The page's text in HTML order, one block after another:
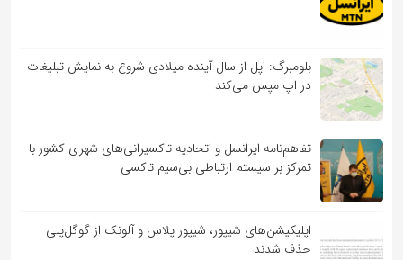
بلومبرگ: اپل از سال آینده میلادی شروع به نمایش تبلیغات
در اپ مپس می‌کند
تفاهم‌نامه‌ ایرانسل و اتحادیه تاکسیرانی‌های شهری کشور با
تمرکز بر سیستم ارتباطی بی‌سیم تاکسی
اپلیکیشن‌های شیپور، شیپور پلاس و آلونک از گوگل‌پلی
حذف شدند